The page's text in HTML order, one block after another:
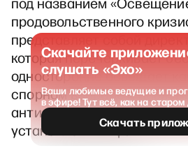
продовольственного
представляет собой
которая перечеркивает
односторонне освещает
спорном вопросе и
антиизраильскую
установленный факт.
Скачайте
слушать «Эхо»
Ваши любимые ведущие и
в эфире! Тут всё, как на
Скачать